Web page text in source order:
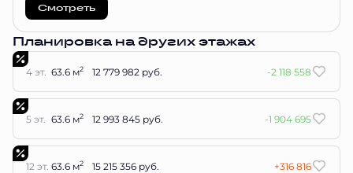
Смотреть
Планировка на других этажах
4 эт. 63.6 м2 12 779 982 руб. -2 118 558
5 эт. 63.6 м2 12 993 845 руб. -1 904 695
12 эт. 63.6 м2 15 215 356 руб. +316 816